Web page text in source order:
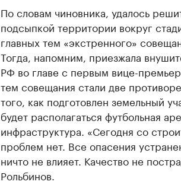
По словам чиновника, удалось
подсыпкой территории вокруг
главных тем «экстренного»
Тогда, напомним, приезжала
РФ во главе с первым вице-
тем совещания стали две
того, как подготовлен земельный
будет располагаться футбольная
инфраструктура. «Сегодня со
проблем нет. Все опасения
ничто не влияет. Качество не
Рольбинов.